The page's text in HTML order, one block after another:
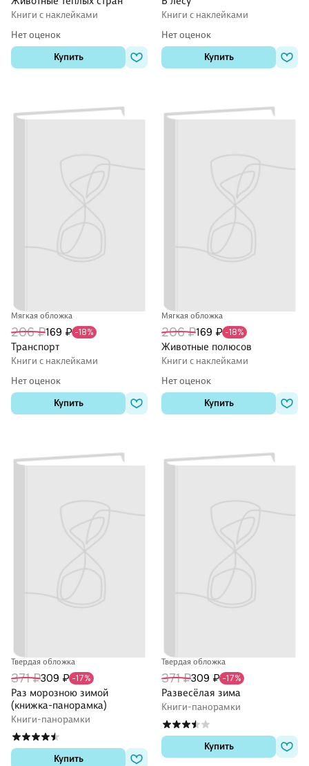
Книги с наклейками
Нет оценок
Купить
Книги с наклейками
Нет оценок
Купить
Мягкая обложка
206 ₽169 ₽ -18%
Транспорт
Книги с наклейками
Нет оценок
Купить
Мягкая обложка
206 ₽169 ₽ -18%
Животные полюсов
Книги с наклейками
Нет оценок
Купить
Твердая обложка
371 ₽309 ₽ -17%
Раз морозною зимой
(книжка-панорамка)
Книги-панорамки
Купить
Твердая обложка
371 ₽309 ₽ -17%
Развесёлая зима
Книги-панорамки
Купить